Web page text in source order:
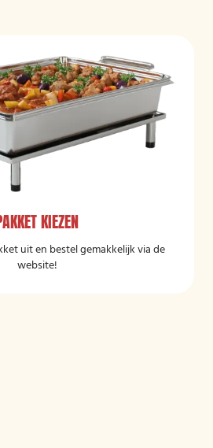
KIEZEN
uit en bestel gemakkelijk via de
website!